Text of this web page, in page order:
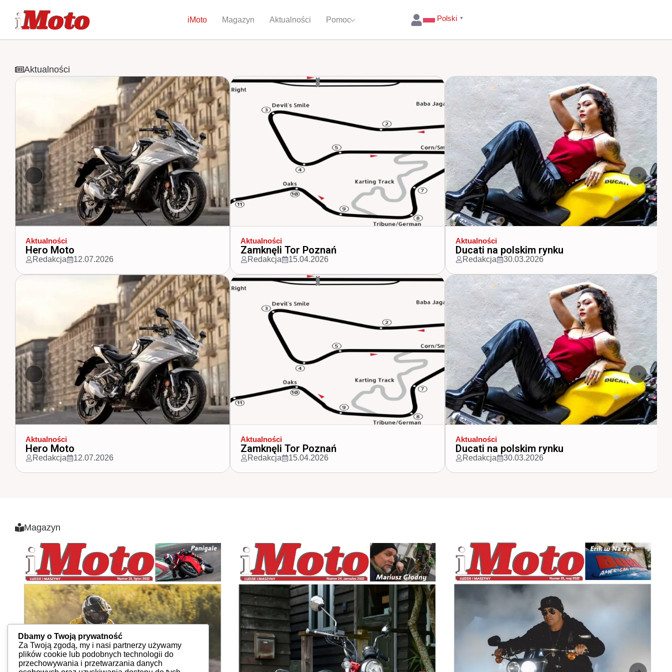
iMoto Magazyn Aktualności Pomoc Polski ▼
Aktualności
Aktualności
Zamknęli Tor Poznań
Redakcja 15.04.2026
Aktualności
Ducati na polskim rynku
Redakcja 30.03.2026
Aktualności
Najpopularniejsze marki motocykli w...
Redakcja 30.03.2026
Aktualności
Zamknęli Tor Poznań
Redakcja 15.04.2026
Aktualności
Ducati na polskim rynku
Redakcja 30.03.2026
Aktualności
Najpopularniejsze marki m...
Redakcja 30.03.2026
Magazyn
Dbamy o Twoją prywatność
Za Twoją zgodą, my i nasi partnerzy używamy
plików cookie lub podobnych technologii do
przechowywania i przetwarzania danych